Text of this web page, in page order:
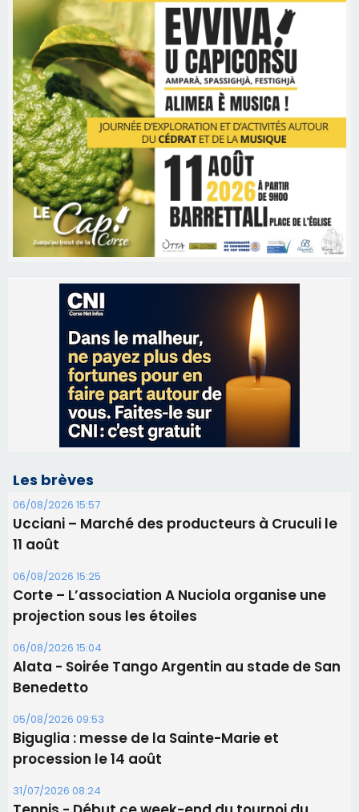
Les brèves
06/08/2026 15:57
Ucciani – Marché des producteurs à Cruculi le
06/08/2026 15:25
Corte – L’association A Nuciola organise une
06/08/2026 15:04
Alata - Soirée Tango Argentin au stade de San
Benedetto
05/08/2026 09:53
Biguglia : messe de la Sainte-Marie et
procession le 14 août
31/07/2026 08:24
Tennis - Début ce week-end du tournoi du
RCPV
31/07/2026 08:22
82ème anniversaire de la disparition du
Commandant Antoine de Saint Exupery